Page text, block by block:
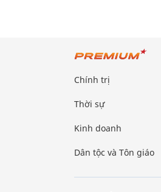
Chính trị
Thời sự
Kinh doanh
Dân tộc và Tôn giáo